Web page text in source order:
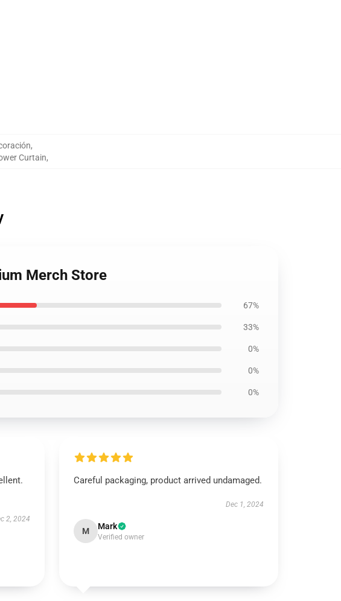
,
Curtain,
Merch Store
67%
33%
0%
0%
0%
2, 2024
Careful packaging, product arrived undamaged.
Dec 1, 2024
M Mark
Verified owner